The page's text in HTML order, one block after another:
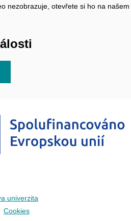
nezobrazuje, otevřete si ho na našem
univerzita
Cookies